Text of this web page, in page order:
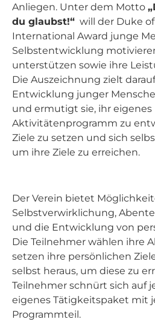
Anliegen. Unter dem Motto
du glaubst!“ will der Duke
International Award junge
Selbstentwicklung
unterstützen sowie ihre
Die Auszeichnung zielt
Entwicklung junger
und ermutigt sie, ihr eigenes
Aktivitätenprogramm zu
Ziele zu setzen und sich
um ihre Ziele zu erreichen.
Der Verein bietet
Selbstverwirklichung,
und die Entwicklung von
Die Teilnehmer wählen ihre
setzen ihre persönlichen
selbst heraus, um diese zu
Teilnehmer schnürt sich auf
eigenes Tätigkeitspaket mit
Programmteil.